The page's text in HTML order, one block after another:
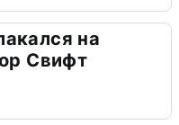
на
Свифт